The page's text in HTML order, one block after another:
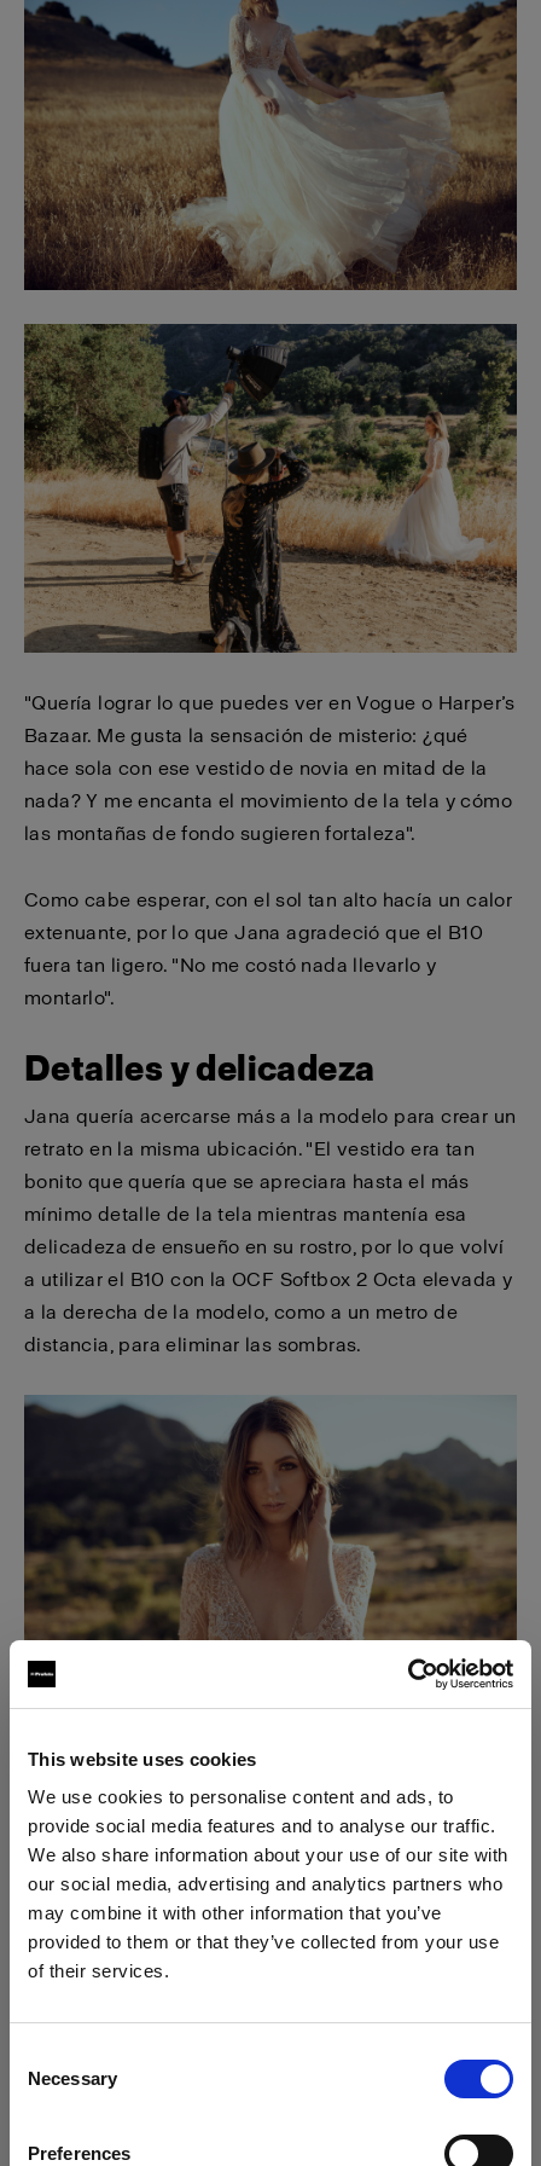
This website uses cookies
We use cookies to personalise content and ads, to
provide social media features and to analyse our traffic.
We also share information about your use of our site with
our social media, advertising and analytics partners who
may combine it with other information that you’ve
provided to them or that they’ve collected from your use
of their services.
Selection
Necessary
Preferences
¿Quieres actualizar tu ubicación?
"Quería lograr lo que puedes ver en Vogue o Harper’s
Bazaar. Me gusta la sensación de misterio: ¿qué
hace sola con ese vestido de novia en mitad de la
nada? Y me encanta el movimiento de la tela y cómo
las montañas de fondo sugieren fortaleza".
Como cabe esperar, con el sol tan alto hacía un calor
extenuante, por lo que Jana agradeció que el B10
fuera tan ligero. "No me costó nada llevarlo y
montarlo".
Detalles y delicadeza
Jana quería acercarse más a la modelo para crear un
retrato en la misma ubicación. "El vestido era tan
bonito que quería que se apreciara hasta el más
mínimo detalle de la tela mientras mantenía esa
delicadeza de ensueño en su rostro, por lo que volví
a utilizar el B10 con la OCF Softbox 2 Octa elevada y
a la derecha de la modelo, como a un metro de
distancia, para eliminar las sombras.
Además, para no perder ningún detalle y lograr al